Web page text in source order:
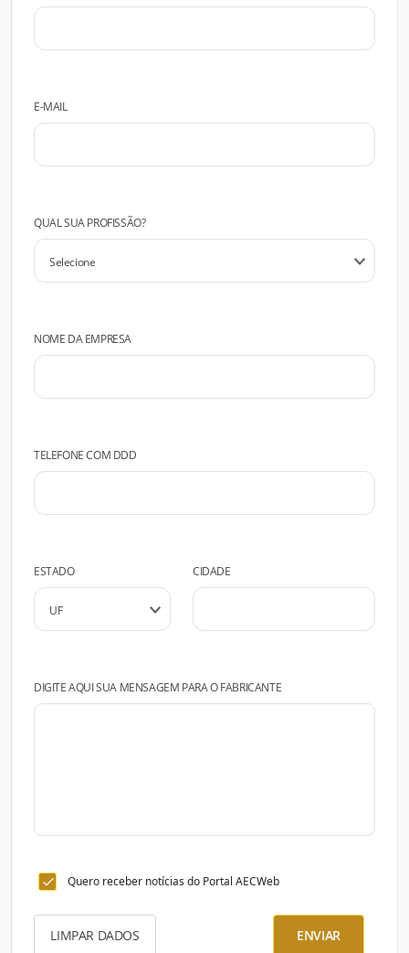
E-MAIL
QUAL SUA PROFISSÃO?
NOME DA EMPRESA
TELEFONE COM DDD
ESTADO CIDADE
DIGITE AQUI SUA MENSAGEM PARA O FABRICANTE
Quero receber notícias do Portal AECWeb
LIMPAR DADOS ENVIAR